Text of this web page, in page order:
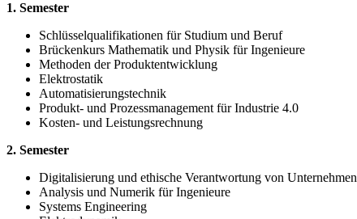
1. Semester
Schlüsselqualifikationen für Studium und Beruf
Brückenkurs Mathematik und Physik für Ingenieure
Methoden der Produktentwicklung
Elektrostatik
Automatisierungstechnik
Produkt- und Prozessmanagement für Industrie 4.0
Kosten- und Leistungsrechnung
2. Semester
Digitalisierung und ethische Verantwortung von Unternehmen
Analysis und Numerik für Ingenieure
Systems Engineering